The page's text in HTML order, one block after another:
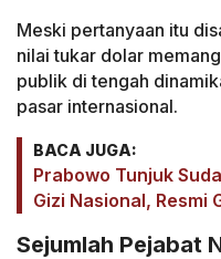
Meski pertanyaan itu
nilai tukar dolar
publik di tengah
pasar internasional.
BACA JUGA:
Prabowo Tunjuk
Gizi Nasional, Resmi
Sejumlah Pejabat